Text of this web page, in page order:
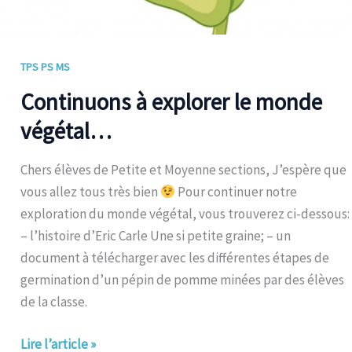
TPS PS MS
Continuons à explorer le monde
végétal…
Chers élèves de Petite et Moyenne sections, J’espère que
vous allez tous très bien
Pour continuer notre
exploration du monde végétal, vous trouverez ci-dessous:
– l’histoire d’Eric Carle Une si petite graine; – un
document à télécharger avec les différentes étapes de
germination d’un pépin de pomme minées par des élèves
de la classe.
Lire l’article »